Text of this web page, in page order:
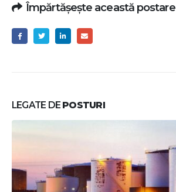
Împărtășește această postare
LEGATE DE POSTURI